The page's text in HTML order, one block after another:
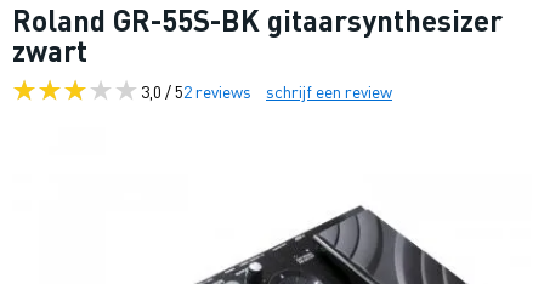
Roland GR-55S-BK gitaarsynthesizer
zwart
3,0 / 52 reviews schrijf een review